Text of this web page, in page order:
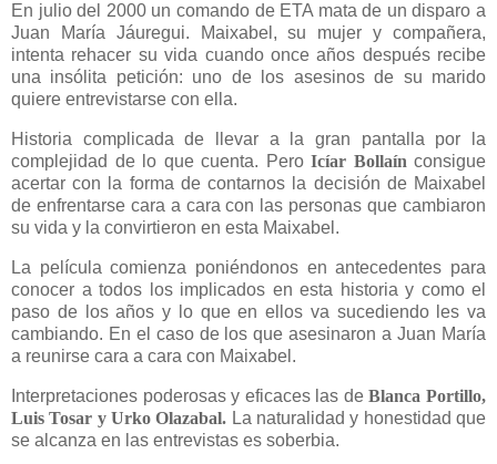
En julio del 2000 un comando de ETA mata de un disparo a
Juan María Jáuregui. Maixabel, su mujer y compañera,
intenta rehacer su vida cuando once años después recibe
una insólita petición: uno de los asesinos de su marido
quiere entrevistarse con ella.
Historia complicada de llevar a la gran pantalla por la
complejidad de lo que cuenta. Pero Icíar Bollaín consigue
acertar con la forma de contarnos la decisión de Maixabel
de enfrentarse cara a cara con las personas que cambiaron
su vida y la convirtieron en esta Maixabel.
La película comienza poniéndonos en antecedentes para
conocer a todos los implicados en esta historia y como el
paso de los años y lo que en ellos va sucediendo les va
cambiando. En el caso de los que asesinaron a Juan María
a reunirse cara a cara con Maixabel.
Interpretaciones poderosas y eficaces las deBlanca Portillo,
Luis Tosar y Urko Olazabal. La naturalidad y honestidad que
se alcanza en las entrevistas es soberbia.